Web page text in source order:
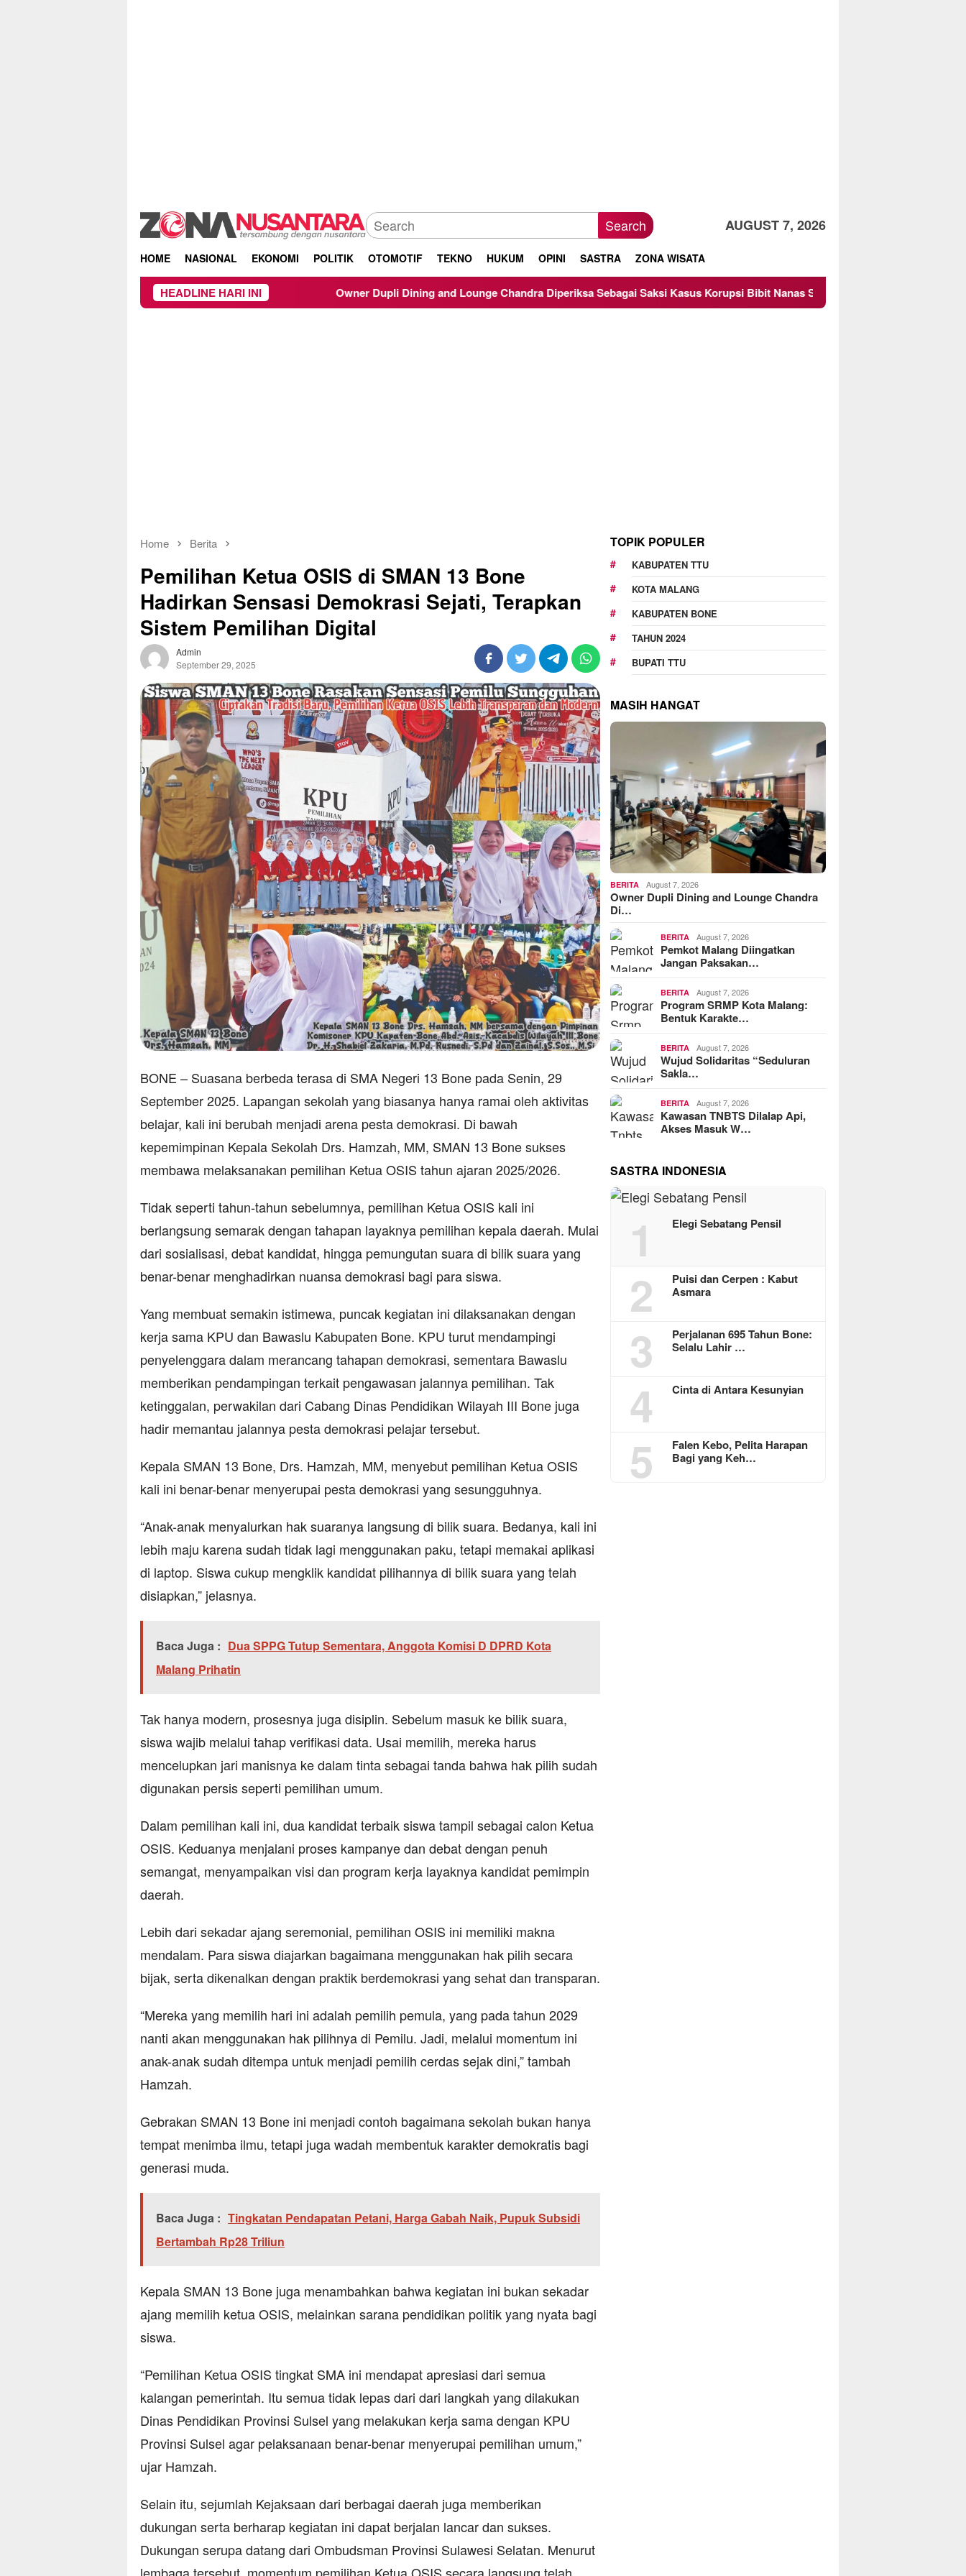
Search AUGUST 7, 2026
HOME NASIONAL EKONOMI POLITIK OTOMOTIF TEKNO HUKUM OPINI SASTRA ZONA WISATA
HEADLINE HARI INIOwner Dupli Dining and Lounge Chandra Diperiksa Sebagai Saksi Kasus Korupsi Bibit Nanas Sulsel Rp 52,4 Miliar
Home Berita
Pemilihan Ketua OSIS di SMAN 13 Bone
Hadirkan Sensasi Demokrasi Sejati, Terapkan
Sistem Pemilihan Digital
Admin
September 29, 2025
BONE – Suasana berbeda terasa di SMA Negeri 13 Bone pada Senin, 29
September 2025. Lapangan sekolah yang biasanya hanya ramai oleh aktivitas
belajar, kali ini berubah menjadi arena pesta demokrasi. Di bawah
kepemimpinan Kepala Sekolah Drs. Hamzah, MM, SMAN 13 Bone sukses
membawa melaksanakan pemilihan Ketua OSIS tahun ajaran 2025/2026.
Tidak seperti tahun-tahun sebelumnya, pemilihan Ketua OSIS kali ini
berlangsung semarak dengan tahapan layaknya pemilihan kepala daerah. Mulai
dari sosialisasi, debat kandidat, hingga pemungutan suara di bilik suara yang
benar-benar menghadirkan nuansa demokrasi bagi para siswa.
Yang membuat semakin istimewa, puncak kegiatan ini dilaksanakan dengan
kerja sama KPU dan Bawaslu Kabupaten Bone. KPU turut mendampingi
penyelenggara dalam merancang tahapan demokrasi, sementara Bawaslu
memberikan pendampingan terkait pengawasan jalannya pemilihan. Tak
ketinggalan, perwakilan dari Cabang Dinas Pendidikan Wilayah III Bone juga
hadir memantau jalannya pesta demokrasi pelajar tersebut.
Kepala SMAN 13 Bone, Drs. Hamzah, MM, menyebut pemilihan Ketua OSIS
kali ini benar-benar menyerupai pesta demokrasi yang sesungguhnya.
“Anak-anak menyalurkan hak suaranya langsung di bilik suara. Bedanya, kali ini
lebih maju karena sudah tidak lagi menggunakan paku, tetapi memakai aplikasi
di laptop. Siswa cukup mengklik kandidat pilihannya di bilik suara yang telah
disiapkan,” jelasnya.
Baca Juga : Dua SPPG Tutup Sementara, Anggota Komisi D DPRD Kota
Malang Prihatin
Tak hanya modern, prosesnya juga disiplin. Sebelum masuk ke bilik suara,
siswa wajib melalui tahap verifikasi data. Usai memilih, mereka harus
mencelupkan jari manisnya ke dalam tinta sebagai tanda bahwa hak pilih sudah
digunakan persis seperti pemilihan umum.
Dalam pemilihan kali ini, dua kandidat terbaik siswa tampil sebagai calon Ketua
OSIS. Keduanya menjalani proses kampanye dan debat dengan penuh
semangat, menyampaikan visi dan program kerja layaknya kandidat pemimpin
daerah.
Lebih dari sekadar ajang seremonial, pemilihan OSIS ini memiliki makna
mendalam. Para siswa diajarkan bagaimana menggunakan hak pilih secara
bijak, serta dikenalkan dengan praktik berdemokrasi yang sehat dan transparan.
“Mereka yang memilih hari ini adalah pemilih pemula, yang pada tahun 2029
nanti akan menggunakan hak pilihnya di Pemilu. Jadi, melalui momentum ini
anak-anak sudah ditempa untuk menjadi pemilih cerdas sejak dini,” tambah
Hamzah.
Gebrakan SMAN 13 Bone ini menjadi contoh bagaimana sekolah bukan hanya
tempat menimba ilmu, tetapi juga wadah membentuk karakter demokratis bagi
generasi muda.
Baca Juga : Tingkatan Pendapatan Petani, Harga Gabah Naik, Pupuk Subsidi
Bertambah Rp28 Triliun
Kepala SMAN 13 Bone juga menambahkan bahwa kegiatan ini bukan sekadar
ajang memilih ketua OSIS, melainkan sarana pendidikan politik yang nyata bagi
siswa.
“Pemilihan Ketua OSIS tingkat SMA ini mendapat apresiasi dari semua
kalangan pemerintah. Itu semua tidak lepas dari dari langkah yang dilakukan
Dinas Pendidikan Provinsi Sulsel yang melakukan kerja sama dengan KPU
Provinsi Sulsel agar pelaksanaan benar-benar menyerupai pemilihan umum,”
ujar Hamzah.
Selain itu, sejumlah Kejaksaan dari berbagai daerah juga memberikan
dukungan serta berharap kegiatan ini dapat berjalan lancar dan sukses.
Dukungan serupa datang dari Ombudsman Provinsi Sulawesi Selatan. Menurut
TOPIK POPULER
KABUPATEN TTU
KOTA MALANG
KABUPATEN BONE
TAHUN 2024
BUPATI TTU
MASIH HANGAT
BERITA August 7, 2026
Owner Dupli Dining and Lounge Chandra
Di…
BERITA August 7, 2026
Pemkot Malang Diingatkan
Jangan Paksakan…
BERITA August 7, 2026
Program SRMP Kota Malang:
Bentuk Karakte…
BERITA August 7, 2026
Wujud Solidaritas “Seduluran
Sakla…
BERITA August 7, 2026
Kawasan TNBTS Dilalap Api,
Akses Masuk W…
SASTRA INDONESIA
1 Elegi Sebatang Pensil
2
Puisi dan Cerpen : Kabut
Asmara
3
Perjalanan 695 Tahun Bone:
Selalu Lahir …
4 Cinta di Antara Kesunyian
5
Falen Kebo, Pelita Harapan
Bagi yang Keh…